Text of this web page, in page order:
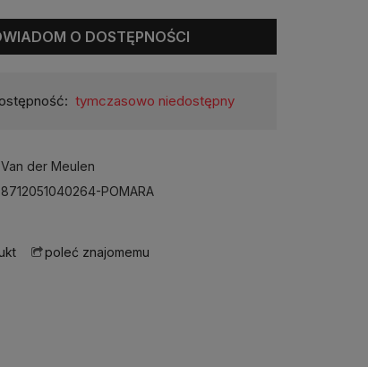
O DOSTĘPNOŚCI
tymczasowo niedostępny
Van der Meulen
8712051040264-POMARA
poleć znajomemu